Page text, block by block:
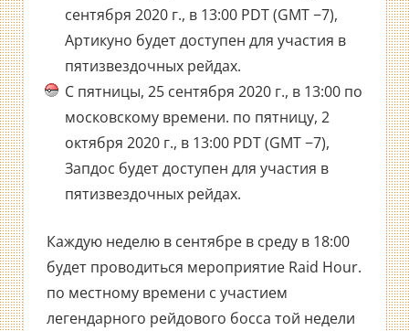
сентября 2020 г., в 13:00 PDT (GMT −7),
Артикуно будет доступен для участия в
пятизвездочных рейдах.
С пятницы, 25 сентября 2020 г., в 13:00 по
московскому времени. по пятницу, 2
октября 2020 г., в 13:00 PDT (GMT −7),
Запдос будет доступен для участия в
пятизвездочных рейдах.
Каждую неделю в сентябре в среду в 18:00
будет проводиться мероприятие Raid Hour.
по местному времени с участием
легендарного рейдового босса той недели